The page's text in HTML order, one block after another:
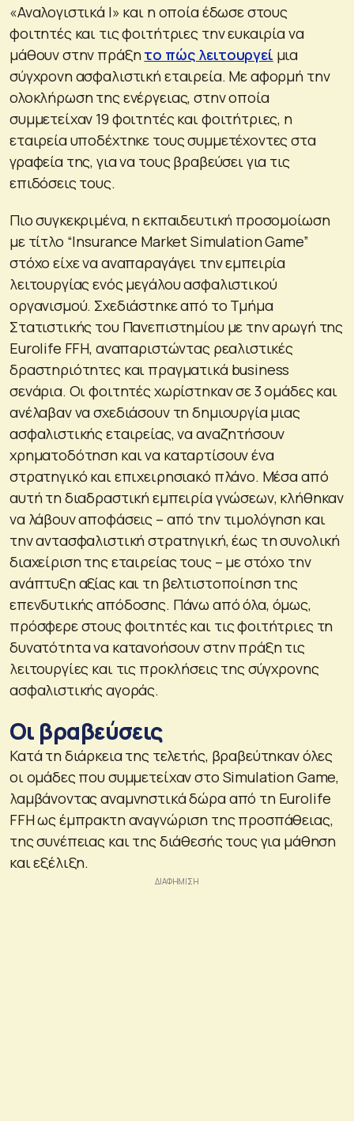
«Αναλογιστικά Ι» και η οποία έδωσε στους
φοιτητές και τις φοιτήτριες την ευκαιρία να
μάθουν στην πράξητο πώς λειτουργεί μια
σύγχρονη ασφαλιστική εταιρεία. Με αφορμή την
ολοκλήρωση της ενέργειας, στην οποία
συμμετείχαν 19 φοιτητές και φοιτήτριες, η
εταιρεία υποδέχτηκε τους συμμετέχοντες στα
γραφεία της, για να τους βραβεύσει για τις
επιδόσεις τους.
Πιο συγκεκριμένα, η εκπαιδευτική προσομοίωση
με τίτλο “Insurance Market Simulation Game”
στόχο είχε να αναπαραγάγει την εμπειρία
λειτουργίας ενός μεγάλου ασφαλιστικού
οργανισμού. Σχεδιάστηκε από το Τμήμα
Στατιστικής του Πανεπιστημίου με την αρωγή της
Eurolife FFH, αναπαριστώντας ρεαλιστικές
δραστηριότητες και πραγματικά business
σενάρια. Οι φοιτητές χωρίστηκαν σε 3 ομάδες και
ανέλαβαν να σχεδιάσουν τη δημιουργία μιας
ασφαλιστικής εταιρείας, να αναζητήσουν
χρηματοδότηση και να καταρτίσουν ένα
στρατηγικό και επιχειρησιακό πλάνο. Μέσα από
αυτή τη διαδραστική εμπειρία γνώσεων, κλήθηκαν
να λάβουν αποφάσεις – από την τιμολόγηση και
την αντασφαλιστική στρατηγική, έως τη συνολική
διαχείριση της εταιρείας τους – με στόχο την
ανάπτυξη αξίας και τη βελτιστοποίηση της
επενδυτικής απόδοσης. Πάνω από όλα, όμως,
πρόσφερε στους φοιτητές και τις φοιτήτριες τη
δυνατότητα να κατανοήσουν στην πράξη τις
λειτουργίες και τις προκλήσεις της σύγχρονης
ασφαλιστικής αγοράς.
Οι βραβεύσεις
Κατά τη διάρκεια της τελετής, βραβεύτηκαν όλες
οι ομάδες που συμμετείχαν στο Simulation Game,
λαμβάνοντας αναμνηστικά δώρα από τη Eurolife
FFH ως έμπρακτη αναγνώριση της προσπάθειας,
της συνέπειας και της διάθεσής τους για μάθηση
και εξέλιξη.